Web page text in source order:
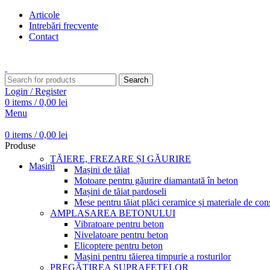
Articole
Intrebări frecvente
Contact
Search
Login / Register
0 items / 0,00 lei
Menu
0 items / 0,00 lei
Produse
Masini
TĂIERE, FREZARE ȘI GĂURIRE
Mașini de tăiat
Motoare pentru găurire diamantată în beton
Mașini de tăiat pardoseli
Mese pentru tăiat plăci ceramice și materiale de
AMPLASAREA BETONULUI
Vibratoare pentru beton
Nivelatoare pentru beton
Elicoptere pentru beton
Mașini pentru tăierea timpurie a rosturilor
PREGĂTIREA SUPRAFEȚELOR